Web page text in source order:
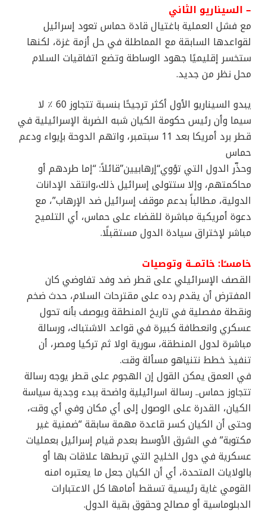
– السيناريو الثاني
مع فشل العملية باغتيال قادة حماس تعود إسرائيل
لقواعدها السابقة مع المماطلة في حل أزمة غزة، لكنها
ستخسر إقليميًا جهود الوساطة وتضع اتفاقيات السلام
محل نظر من جديد.
يبدو السيناريو الأول أكثر ترجيحًا بنسبة تتجاوز 60 ٪ لا
سيما وأن رئيس حكومة الكيان شبه الضربة الإسرائيلية في
قطر برد أمريكا بعد 11 سبتمبر، واتهم الدوحة بإيواء ودعم
حماس
وحذّر الدول التي تؤوي“إرهابيين”قائلاً: “إما طردهم أو
محاكمتهم، وإلا ستتولى إسرائيل ذلك،وانتقد الإدانات
الدولية، مطالباً بدعم موقف إسرائيل ضد الإرهاب”، مع
دعوة أمريكية مباشرة للقضاء على حماس، أي التلميح
مباشر لإختراق سيادة الدول مستقبلًا.
خامسـًا: خاتمــة وتوصيات
القصف الإسرائيلي على قطر ضد وفد تفاوضي كان
المفترض أن يقدم رده على مقترحات السلام، حدث ضخم
ونقطة مفصلية في تاريخ المنطقة ويوصف بأنه تحول
عسكري وانعطافة كبيرة في قواعد الاشتباك، ورسالة
مباشرة لدول المنطقة، سورية اولا ثم تركيا ومصر، أن
تنفيذ خطط نتنياهو مسألة وقت.
في العمق يمكن القول إن الهجوم على قطر يوجه رسالة
تتجاوز حماس.. رسالة اسرائيلية واضحة ببدء وجدية سياسة
الكيان، القدرة على الوصول إلى أي مكان وفي أي وقت،
وحتى أن الكيان كسر قاعدة مهمة سابقة “ضمنية غير
مكتوبة” في الشرق الأوسط بعدم قيام إسرائيل بعمليات
عسكرية في دول الخليج التي تربطها علاقات بها أو
بالولايات المتحدة، أي أن الكيان جعل ما يعتبره امنه
القومي غاية رئيسية تسقط أمامها كل الاعتبارات
الدبلوماسية أو مصالح وحقوق بقية الدول.